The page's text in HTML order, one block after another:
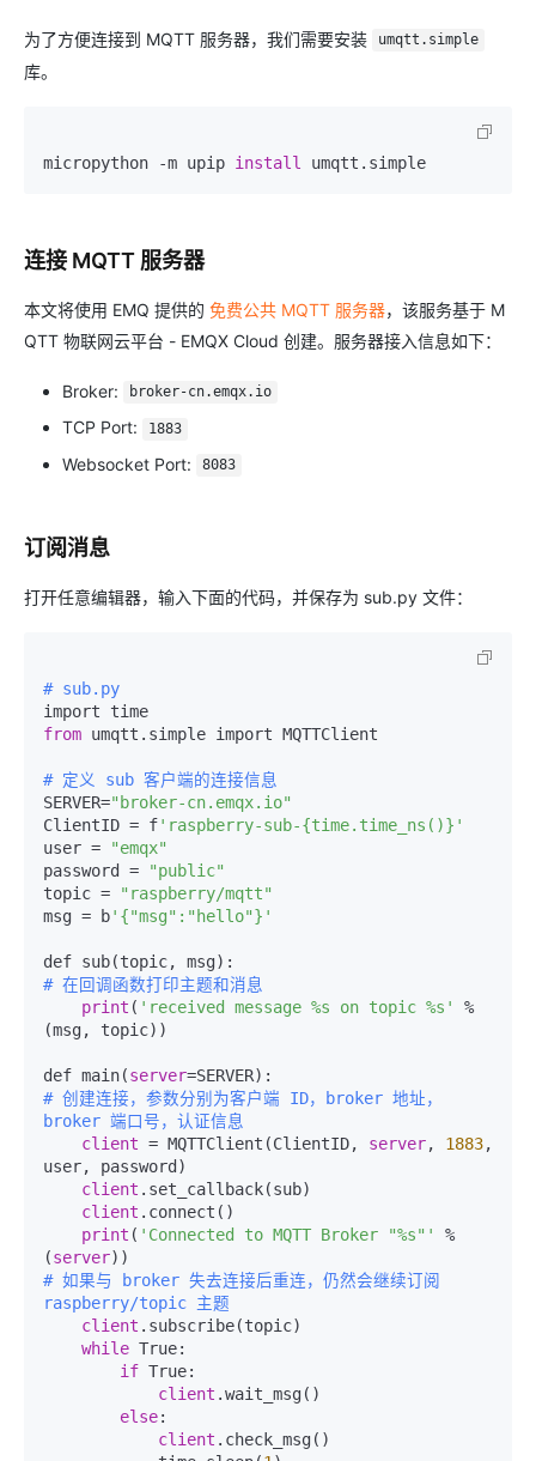
为了方便连接到 MQTT 服务器，我们需要安装 umqtt.simple
库。
micropython -m upip install umqtt.simple
连接 MQTT 服务器
本文将使用 EMQ 提供的 免费公共 MQTT 服务器，该服务基于 M
QTT 物联网云平台 - EMQX Cloud 创建。服务器接入信息如下：
Broker: broker-cn.emqx.io
TCP Port: 1883
Websocket Port: 8083
订阅消息
打开任意编辑器，输入下面的代码，并保存为 sub.py 文件：
# sub.py
from umqtt.simple import MQTTClient
# 定义 sub 客户端的连接信息
SERVER="broker-cn.emqx.io"
ClientID = f'raspberry-sub-{time.time_ns()}'
user =
"emqx"
password =
"public"
topic =
"raspberry/mqtt"
msg = b'{"msg":"hello"}'
# 在回调函数打印主题和消息
print ( 'received message %s on topic %s'
%
(msg, topic))
def main(server
# 创建连接，参数分别为客户端 ID，broker 地址，
broker 端口号，认证信息
client = MQTTClient(ClientID, server, 1883,
user, password)
client .set_callback(sub)
client .connect()
print ( 'Connected to MQTT Broker "%s"'
%
(server
# 如果与 broker 失去连接后重连，仍然会继续订阅
raspberry/topic 主题
client .subscribe(topic)
while True:
if True:
client .wait_msg()
else:
client .check_msg()